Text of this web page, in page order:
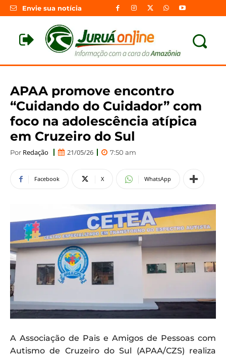
Envie sua notícia
APAA promove encontro
“Cuidando do Cuidador” com
foco na adolescência atípica
em Cruzeiro do Sul
Por Redação 21/05/26 7:50 am
Facebook X WhatsApp
A Associação de Pais e Amigos de Pessoas com
Autismo de Cruzeiro do Sul (APAA/CZS) realiza